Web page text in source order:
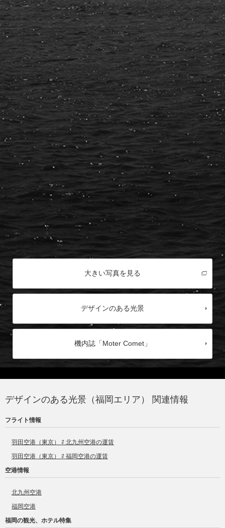
大きい写真を見る
デザインのある光景
機内誌「Moter Comet」
デザインのある光景（福岡エリア） 関連情報
フライト情報
羽田空港（東京） ⇄ 北九州空港の運賃
羽田空港（東京） ⇄ 福岡空港の運賃
空港情報
北九州空港
福岡空港
福岡の観光、ホテル特集